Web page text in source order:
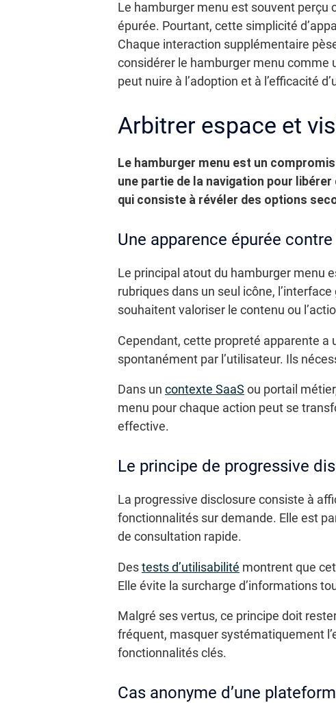
Le hamburger menu est souvent perçu
épurée. Pourtant, cette simplicité
Chaque interaction supplémentaire
considérer le hamburger menu comme
peut nuire à l’adoption et à l’efficacité
Arbitrer espace et
Le hamburger menu est un
une partie de la navigation pour libérer
qui consiste à révéler des options
Une apparence épurée
Le principal atout du hamburger menu
rubriques dans un seul icône,
souhaitent valoriser le contenu ou
Cependant, cette propreté apparente
spontanément par l’utilisateur. Ils
Dans un contexte SaaS ou portail
menu pour chaque action peut se
effective.
Le principe de progressive
La progressive disclosure consiste à
fonctionnalités sur demande. Elle est
de consultation rapide.
Des tests d’utilisabilité montrent que
Elle évite la surcharge d’informations
Malgré ses vertus, ce principe doit
fréquent, masquer systématiquement
fonctionnalités clés.
Cas anonyme d’une